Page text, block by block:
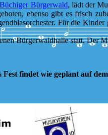
Bürgerwald, lädt der
ebenso gibt es frisch
Für die
Bürgerwaldhalle statt. Der
Fest findet wie geplant auf